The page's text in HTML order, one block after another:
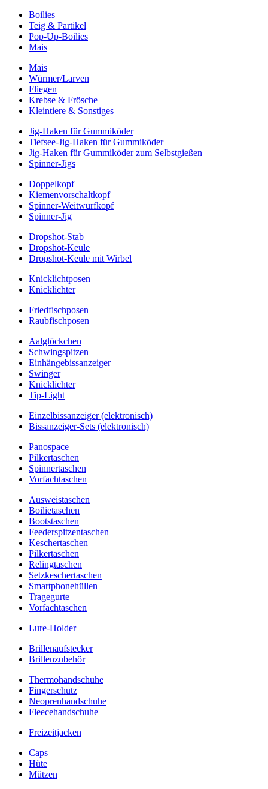
Boilies
Teig & Partikel
Pop-Up-Boilies
Mais
Mais
Würmer/Larven
Fliegen
Krebse & Frösche
Kleintiere & Sonstiges
Jig-Haken für Gummiköder
Tiefsee-Jig-Haken für Gummiköder
Jig-Haken für Gummiköder zum Selbstgießen
Spinner-Jigs
Doppelkopf
Kiemenvorschaltkopf
Spinner-Weitwurfkopf
Spinner-Jig
Dropshot-Stab
Dropshot-Keule
Dropshot-Keule mit Wirbel
Knicklichtposen
Knicklichter
Friedfischposen
Raubfischposen
Aalglöckchen
Schwingspitzen
Einhängebissanzeiger
Swinger
Knicklichter
Tip-Light
Einzelbissanzeiger (elektronisch)
Bissanzeiger-Sets (elektronisch)
Panospace
Pilkertaschen
Spinnertaschen
Vorfachtaschen
Ausweistaschen
Boilietaschen
Bootstaschen
Feederspitzentaschen
Keschertaschen
Pilkertaschen
Relingtaschen
Setzkeschertaschen
Smartphonehüllen
Tragegurte
Vorfachtaschen
Lure-Holder
Brillenaufstecker
Brillenzubehör
Thermohandschuhe
Fingerschutz
Neoprenhandschuhe
Fleecehandschuhe
Freizeitjacken
Caps
Hüte
Mützen